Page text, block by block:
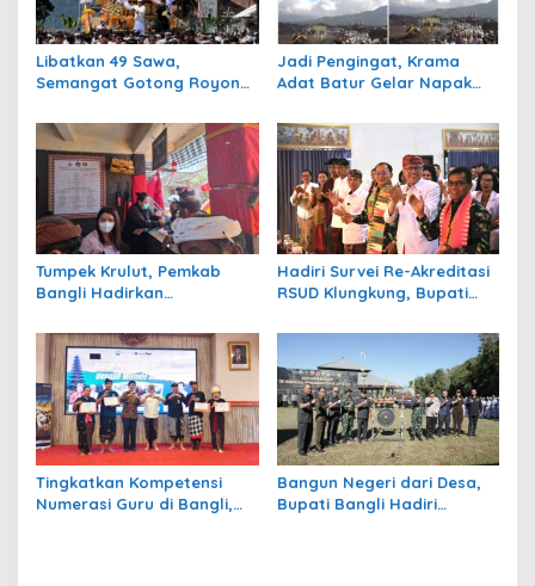
Libatkan 49 Sawa,
Semangat Gotong Royong
Desa Adat Kedisan
Kintamani
Jadi Pengingat, Krama
Adat Batur Gelar Napak
Tahun Silam
Tumpek Krulut, Pemkab
Bangli Hadirkan
Kecamatan
Hadiri Survei Re-Akreditasi
RSUD Klungkung, Bupati
Kualitas Pelayanan
Tingkatkan Kompetensi
Numerasi Guru di Bangli,
Bangun Negeri dari Desa,
Bupati Bangli Hadiri